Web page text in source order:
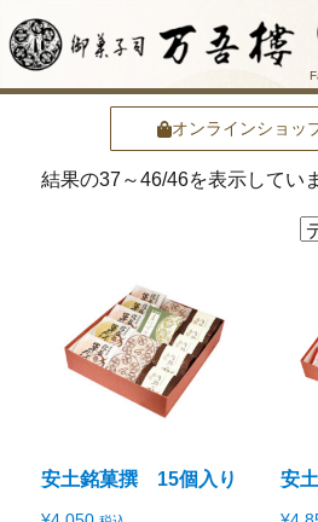
オンラインショッ
結果の37～46/46を表示してい
安土銘菓撰 15個入り 安